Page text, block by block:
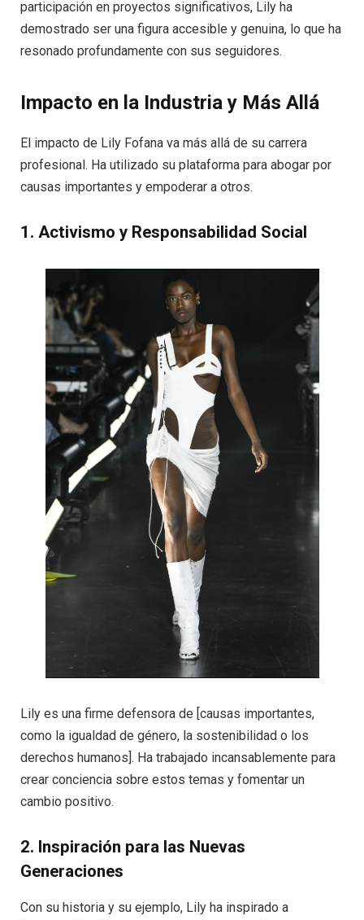
participación en proyectos significativos, Lily ha
demostrado ser una figura accesible y genuina, lo que ha
resonado profundamente con sus seguidores.
Impacto en la Industria y Más Allá
El impacto de Lily Fofana va más allá de su carrera
profesional. Ha utilizado su plataforma para abogar por
causas importantes y empoderar a otros.
1. Activismo y Responsabilidad Social
Lily es una firme defensora de [causas importantes,
como la igualdad de género, la sostenibilidad o los
derechos humanos]. Ha trabajado incansablemente para
crear conciencia sobre estos temas y fomentar un
cambio positivo.
2. Inspiración para las Nuevas
Generaciones
Con su historia y su ejemplo, Lily ha inspirado a